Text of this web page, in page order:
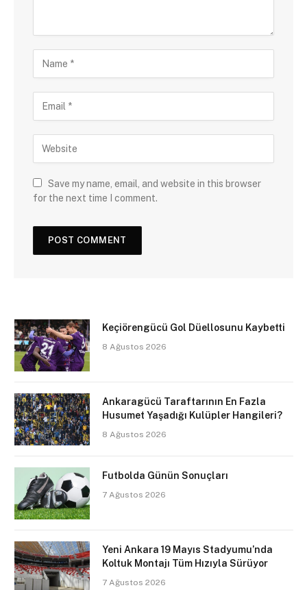
Save my name, email, and website in this browser
for the next time I comment.
Keçiörengücü Gol Düellosunu Kaybetti
8 Ağustos 2026
Ankaragücü Taraftarının En Fazla
Husumet Yaşadığı Kulüpler Hangileri?
8 Ağustos 2026
Futbolda Günün Sonuçları
7 Ağustos 2026
Yeni Ankara 19 Mayıs Stadyumu’nda
Koltuk Montajı Tüm Hızıyla Sürüyor
7 Ağustos 2026